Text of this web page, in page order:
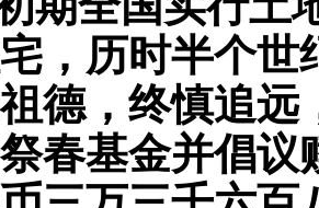
，历时半个世
德，终慎追远
春基金并倡议